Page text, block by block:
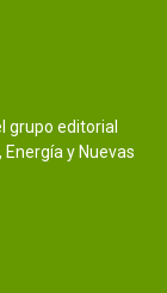
grupo editorial
y Nuevas